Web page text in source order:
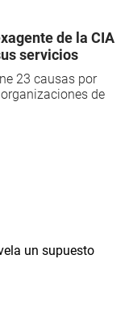
de la CIA
servicios
23 causas por
de